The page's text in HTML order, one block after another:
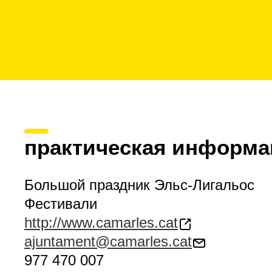
практическая
Большой праздник Эльс-Лигальос
Фестивали
http://www.camarles.cat
ajuntament@camarles.cat
977 470 007